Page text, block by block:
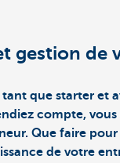
gestion de
tant que starter et
compte, vous
Que faire pour
de votre